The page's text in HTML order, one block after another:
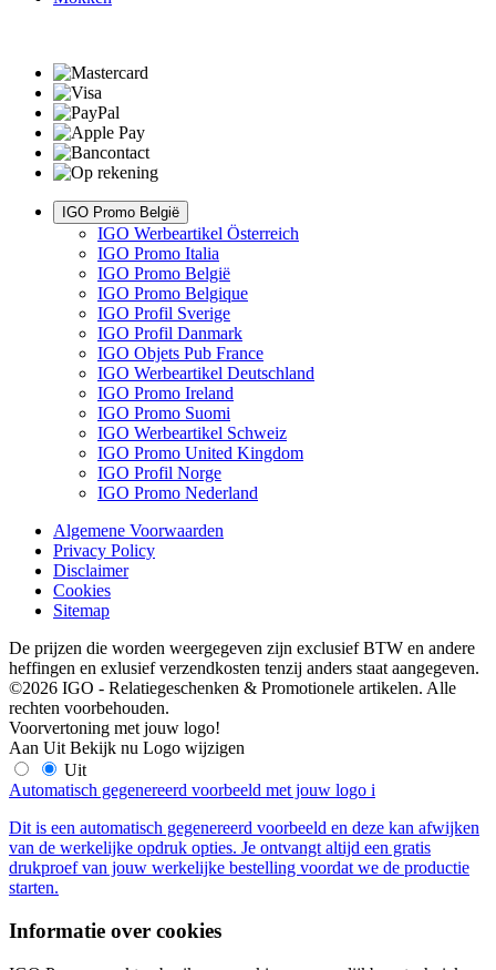
IGO Promo België
IGO Werbeartikel Österreich
IGO Promo Italia
IGO Promo België
IGO Promo Belgique
IGO Profil Sverige
IGO Profil Danmark
IGO Objets Pub France
IGO Werbeartikel Deutschland
IGO Promo Ireland
IGO Promo Suomi
IGO Werbeartikel Schweiz
IGO Promo United Kingdom
IGO Profil Norge
IGO Promo Nederland
Algemene Voorwaarden
Privacy Policy
Disclaimer
Cookies
Sitemap
De prijzen die worden weergegeven zijn exclusief BTW en andere
heffingen en exlusief verzendkosten tenzij anders staat aangegeven.
©2026 IGO - Relatiegeschenken & Promotionele artikelen. Alle
rechten voorbehouden.
Voorvertoning met jouw logo!
Aan Uit Bekijk nu Logo wijzigen
Uit
Automatisch gegenereerd voorbeeld met jouw logo i
Dit is een automatisch gegenereerd voorbeeld en deze kan afwijken
van de werkelijke opdruk opties. Je ontvangt altijd een gratis
drukproef van jouw werkelijke bestelling voordat we de productie
starten.
Informatie over cookies